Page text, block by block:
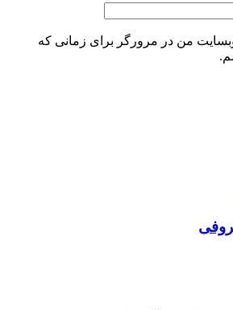
وبسایت من در مرورگر برای زمانی که